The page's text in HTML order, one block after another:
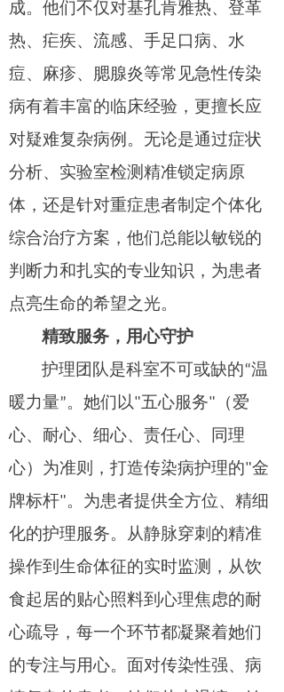
成。他们不仅对基孔肯雅热、 登革
热、疟疾、 流感、手足口病、 水
痘、麻疹、腮腺炎等常见急性传染
病有着丰富的临床经验，更擅长应
对疑难复杂病例。无论是通过症状
分析、实验室检测精准锁定病原
体，还是针对重症患者制定个体化
综合治疗方案，他们总能以敏锐的
判断力和扎实的专业知识，为患者
点亮生命的希望之光。
精致服务，用心守护
护理团队是科室不可或缺的“温
暖力量”。她们以"五心服务"（爱
心、耐心、细心、责任心、同理
心）为准则，打造传染病护理的"金
牌标杆"。为患者提供全方位、精细
化的护理服务。从静脉穿刺的精准
操作到生命体征的实时监测，从饮
食起居的贴心照料到心理焦虑的耐
心疏导，每一个环节都凝聚着她们
的专注与用心。面对传染性强、病